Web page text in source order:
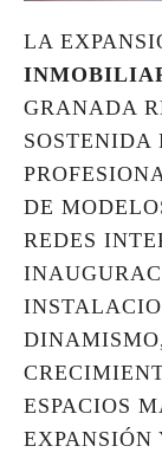
LA
GRANADA
DE
REDES
ESPACIOS
EXPANSIÓN